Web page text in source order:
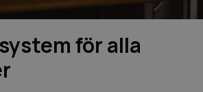
för alla